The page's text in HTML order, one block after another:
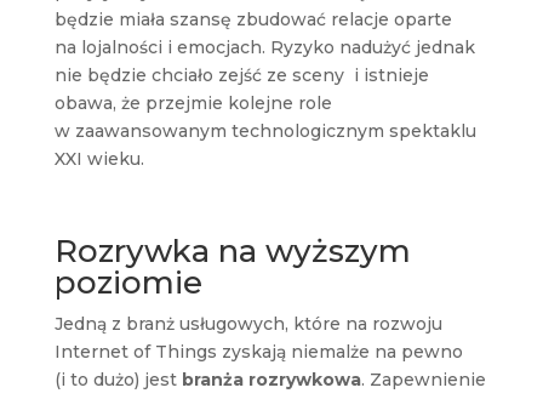
będzie miała szansę zbudować relacje oparte
na lojalności i emocjach. Ryzyko nadużyć jednak
nie będzie chciało zejść ze sceny i istnieje
obawa, że przejmie kolejne role
w zaawansowanym technologicznym spektaklu
XXI wieku.
Rozrywka na wyższym
poziomie
Jedną z branż usługowych, które na rozwoju
Internet of Things zyskają niemalże na pewno
(i to dużo) jest branża rozrywkowa. Zapewnienie